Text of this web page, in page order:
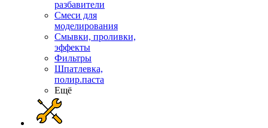
разбавители
Смеси для
моделирования
Смывки, проливки,
эффекты
Фильтры
Шпатлевка,
полир.паста
Ещё